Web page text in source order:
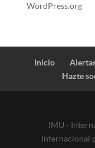
WordPress.org
Inicio
Hazte
IMU -
Internacional